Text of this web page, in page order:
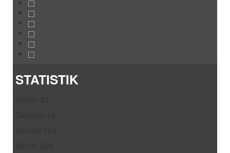
STATISTIK